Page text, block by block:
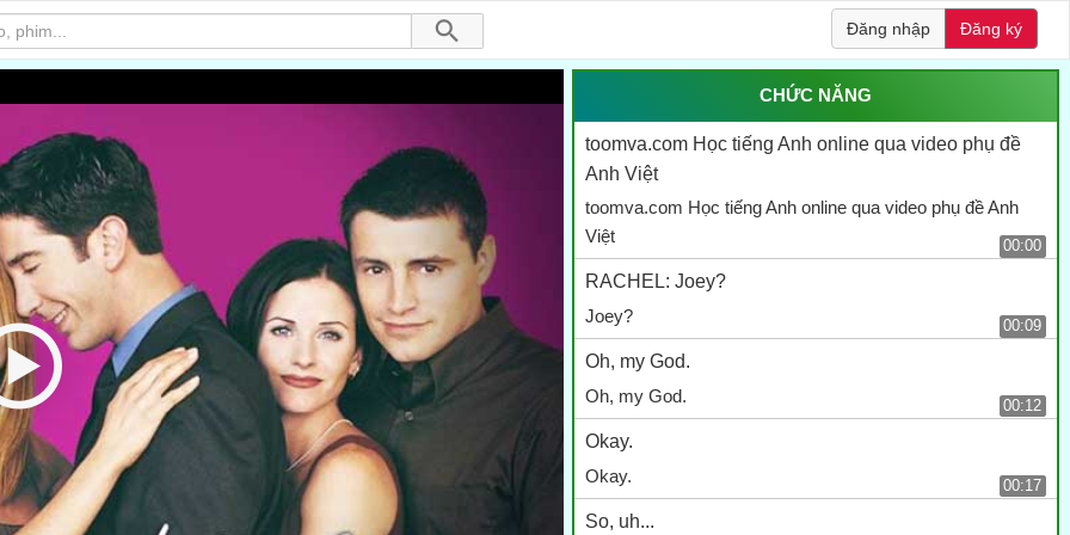
Đăng nhập Đăng ký
CHỨC NĂNG
toomva.com Học tiếng Anh online qua video phụ đề
Anh Việt
toomva.com Học tiếng Anh online qua video phụ đề Anh
Việt
00:00
RACHEL: Joey?
Joey?
00:09
Oh, my God.
Oh, my God.
00:12
Okay.
Okay.
00:17
So, uh...